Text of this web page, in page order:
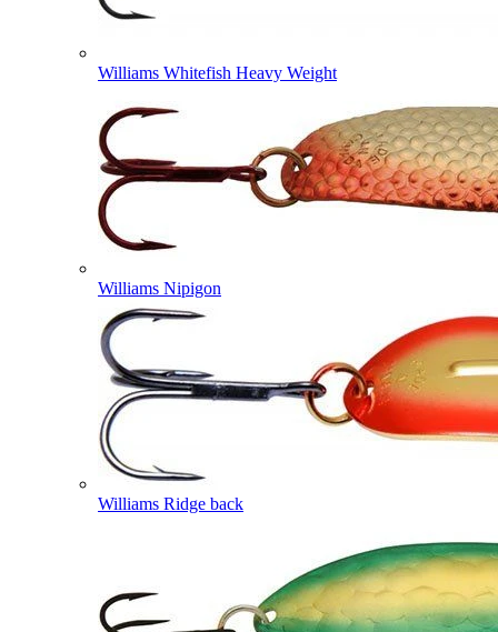
Williams Whitefish Heavy Weight
Williams Nipigon
Williams Ridge back